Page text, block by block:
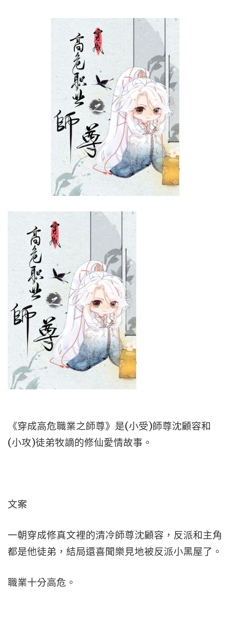
《穿成高危職業之師尊》是(小受)師尊沈顧容和
(小攻)徒弟牧謫的修仙愛情故事。
文案
一朝穿成修真文裡的清冷師尊沈顧容，反派和主角
都是他徒弟，結局還喜聞樂見地被反派小黑屋了。
職業十分高危。